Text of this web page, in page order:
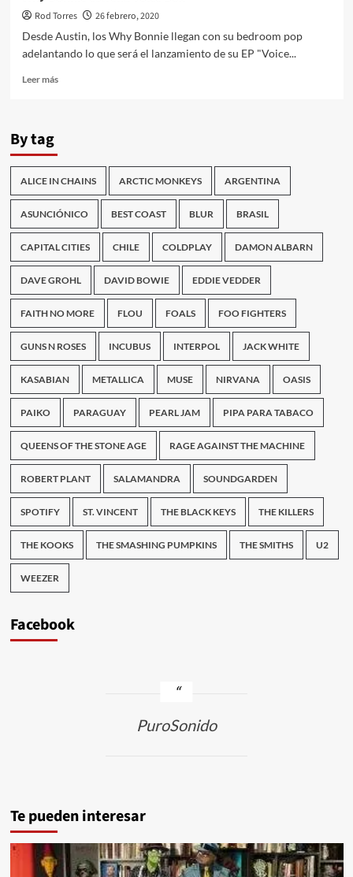
Rod Torres
26 febrero, 2020
Desde Austin, los Why Bonnie llegan con su bedroom pop
adelantando lo que será el lanzamiento de su EP "Voice...
Leer másLeer
estrena
Voice
Box
By tag
ALICE IN CHAINS ARCTIC MONKEYS ARGENTINA
ASUNCIÓNICO BEST COAST BLUR BRASIL
CAPITAL CITIES CHILE COLDPLAY DAMON ALBARN
DAVE GROHL DAVID BOWIE EDDIE VEDDER
FAITH NO MORE FLOU FOALS FOO FIGHTERS
GUNS N ROSES INCUBUS INTERPOL JACK WHITE
KASABIAN METALLICA MUSE NIRVANA OASIS
PAIKO PARAGUAY PEARL JAM PIPA PARA TABACO
QUEENS OF THE STONE AGE RAGE AGAINST THE MACHINE
ROBERT PLANT SALAMANDRA SOUNDGARDEN
SPOTIFY ST. VINCENT THE BLACK KEYS THE KILLERS
THE KOOKS THE SMASHING PUMPKINS THE SMITHS U2
WEEZER
Facebook
PuroSonido
Te pueden interesar